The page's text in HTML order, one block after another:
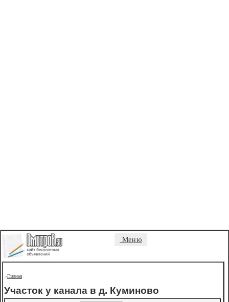
Меню
->Главная -
Участок у канала в д. Куминово